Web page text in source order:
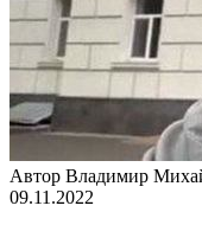
Автор Владимир
09.11.2022